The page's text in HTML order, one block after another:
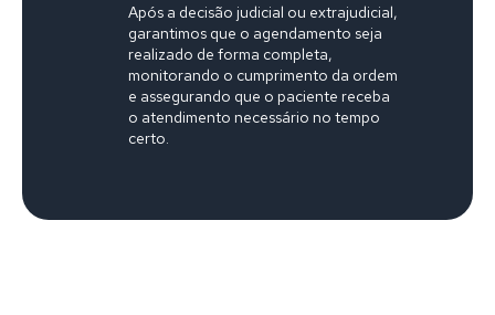
Após a decisão judicial ou extrajudicial,
garantimos que o agendamento seja
realizado de forma completa,
monitorando o cumprimento da ordem
e assegurando que o paciente receba
o atendimento necessário no tempo
certo.